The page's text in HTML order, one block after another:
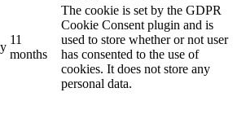
11
months
The cookie is set by the GDPR
Cookie Consent plugin and is
used to store whether or not user
has consented to the use of
cookies. It does not store any
personal data.